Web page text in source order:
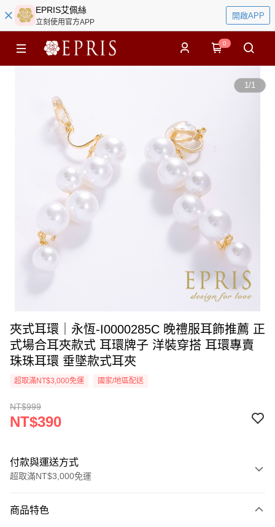
EPRIS艾佩絲
立刻使用官方APP
開啟APP
0
1/1
夾式耳環｜永恆-I0000285C 晚禮服耳飾推薦 正
式場合耳夾款式 耳環牌子 洋裝穿搭 耳環專賣
珠珠耳環 垂墜款式耳夾
超取滿NT$3,000免運 國家/地區配送
NT$999
NT$390
付款與運送方式
超取滿NT$3,000免運
信用卡一次付款
商品特色